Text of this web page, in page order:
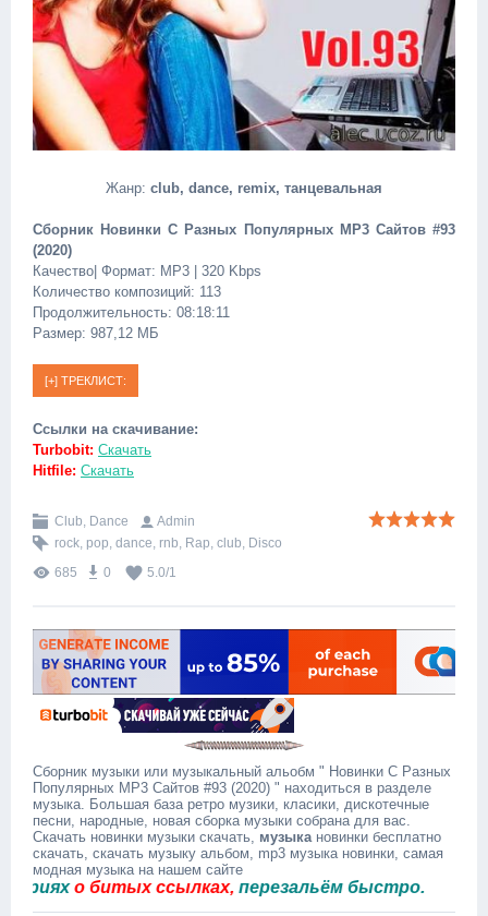
Жанр: club, dance, remix, танцевальная
Сборник Новинки С Разных Популярных MP3 Сайтов #93
(2020)
Качество| Формат: MP3 | 320 Kbps
Количество композиций: 113
Продолжительность: 08:18:11
Размер: 987,12 МБ
Ссылки на скачивание:
Turbobit: Скачать
Hitfile: Скачать
Club, Dance
Admin
rock, pop, dance, rnb, Rap, club, Disco
685
0 5.0/1
Сборник музыки или музыкальный альобм " Новинки С Разных
Популярных MP3 Сайтов #93 (2020) " находиться в разделе
музыка. Большая база ретро музики, класики, дискотечные
песни, народные, новая сборка музыки собрана для вас.
Скачать новинки музыки скачать, музыкановинки бесплатно
скачать, скачать музыку альбом, mp3 музыка новинки, самая
модная музыка на нашем сайте
о битых ссылках,перезальём быстро.